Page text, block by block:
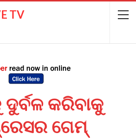
TV
କରିବାକୁ
ଗେମ୍